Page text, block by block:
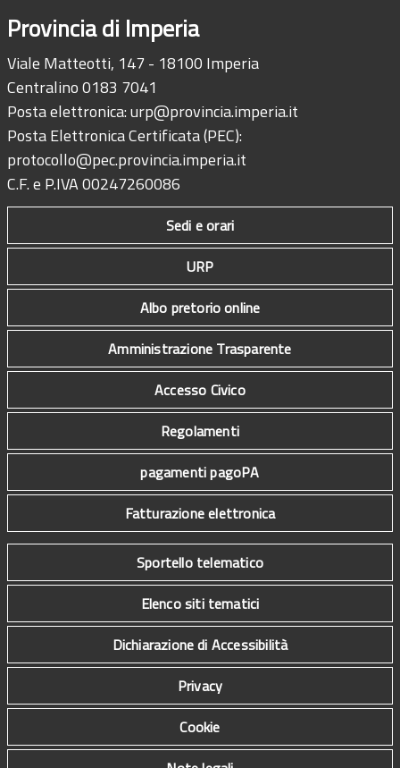
Provincia di Imperia
Viale Matteotti, 147 - 18100 Imperia
Centralino 0183 7041
Posta elettronica:urp@provincia.imperia.it
Posta Elettronica Certificata (PEC):
protocollo@pec.provincia.imperia.it
C.F. e P.IVA 00247260086
Sedi e orari
URP
Albo pretorio online
Amministrazione Trasparente
Accesso Civico
Regolamenti
pagamenti pagoPA
Fatturazione elettronica
Sportello telematico
Elenco siti tematici
Dichiarazione di Accessibilità
Privacy
Cookie